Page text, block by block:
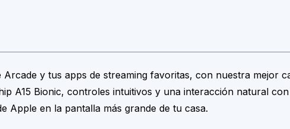
y tus apps de streaming favoritas, con nuestra mejor
A15 Bionic, controles intuitivos y una interacción natural
Apple en la pantalla más grande de tu casa.